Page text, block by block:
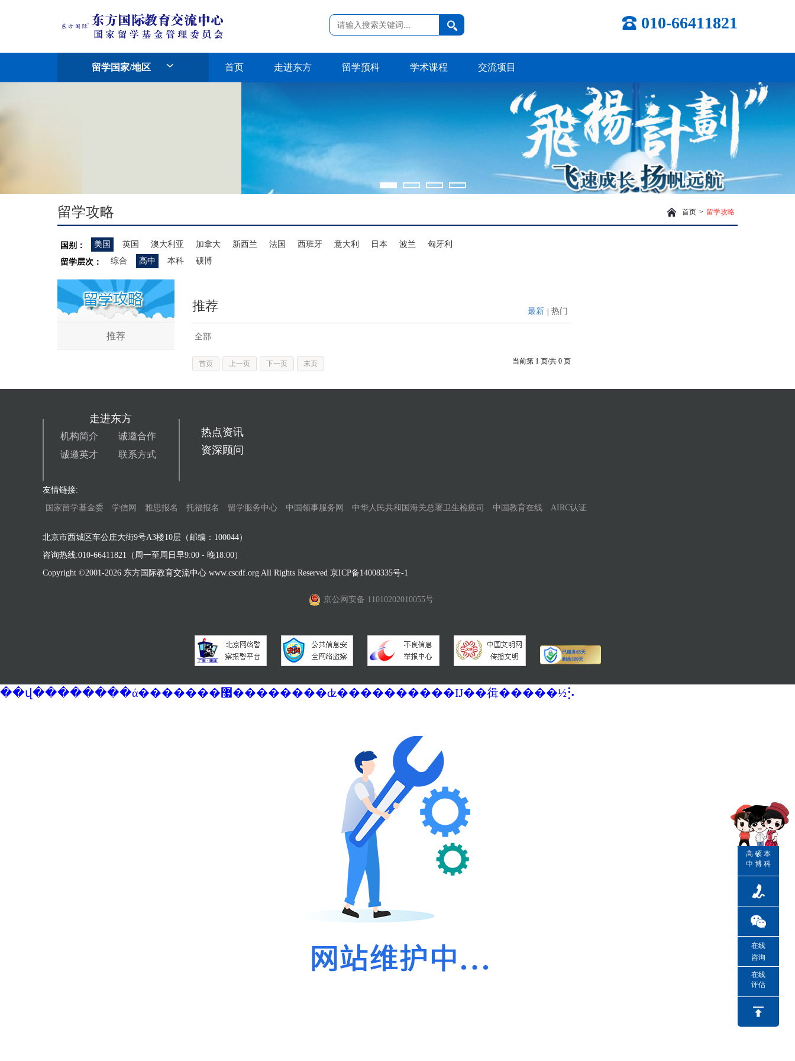
010-66411821
留学国家/地区 首页 走进东方 留学预科 学术课程 交流项目
留学攻略 首页 > 留学攻略
国别： 美国 英国 澳大利亚 加拿大 新西兰 法国 西班牙 意大利 日本 波兰
匈牙利
留学层次：
综合 高中 本科 硕博
推荐
推荐 最新 热门
全部
末页
下一页
上一页
首页 当前第 1 页/共 0 页
走进东方
机构简介
诚邀合作
诚邀英才
联系方式
热点资讯
资深顾问
友情链接:
国家留学基金委
学信网 雅思报名 托福报名 留学服务中心 中国领事服务网 中华人民共和国海关总署卫生检疫司 中国教育在线 AIRC认证
北京市西城区车公庄大街9号A3楼10层（邮编：100044）
咨询热线:010-66411821（周一至周日早9:00 - 晚18:00）
Copyright ©2001-2026 东方国际教育交流中心 www.cscdf.org All Rights Reserved 京ICP备14008335号-1
京公网安备 11010202010055号
高
中
硕
博
本
科
在线
咨询
在线
评估
��վ��������ά�������޷��������ʣ����������Ĳ��㣬�����½⡣